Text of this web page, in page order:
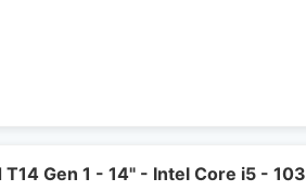
Gen 1 - 14" - Intel Core i5 -